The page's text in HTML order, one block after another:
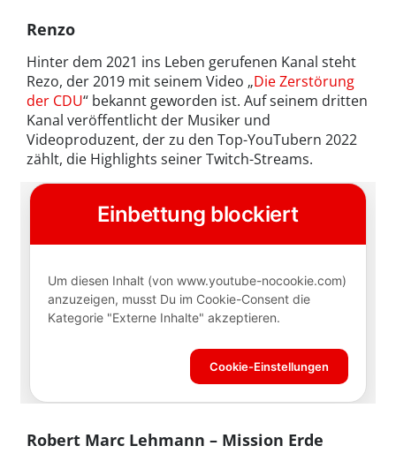
Renzo
Hinter dem 2021 ins Leben gerufenen Kanal steht
Rezo, der 2019 mit seinem Video „Die Zerstörung
der CDU“ bekannt geworden ist. Auf seinem dritten
Kanal veröffentlicht der Musiker und
Videoproduzent, der zu den Top-YouTubern 2022
zählt, die Highlights seiner Twitch-Streams.
Robert Marc Lehmann – Mission Erde